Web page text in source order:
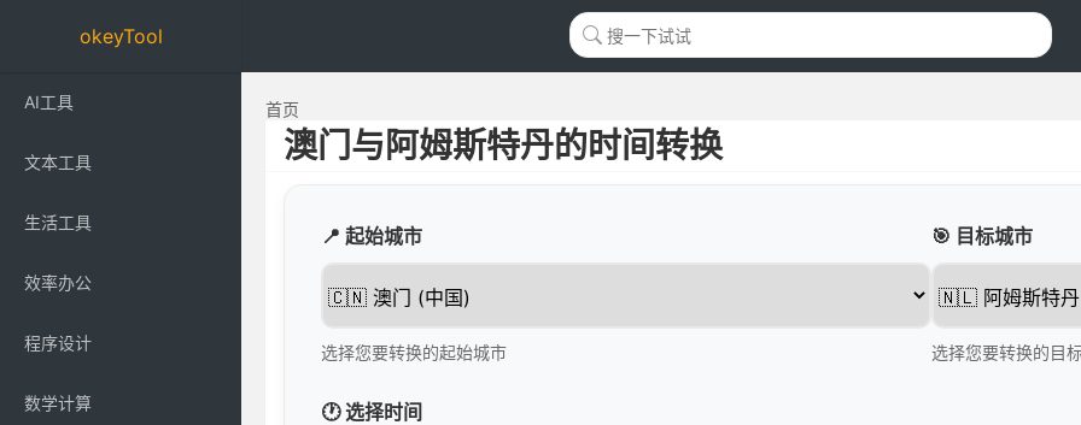
okeyTool
AI工具
文本工具
生活工具
效率办公
程序设计
数学计算
首页
澳门与阿姆斯特丹的时间转换
📍 起始城市
选择您要转换的起始城市
🎯 目标城市
选择您要转换的目
🕐 选择时间